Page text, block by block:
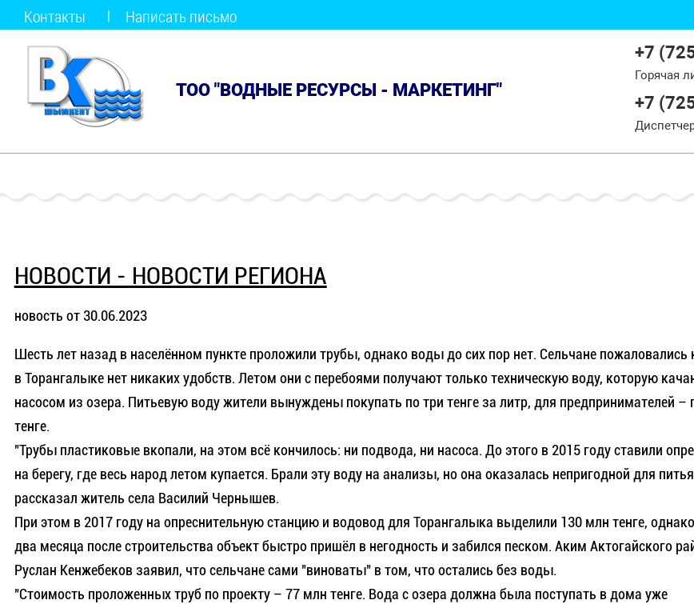
Контакты Написать письмо
ТОО "ВОДНЫЕ РЕСУРСЫ - МАРКЕТИНГ"
+7
Горячая
+7
НОВОСТИ - НОВОСТИ РЕГИОНА
новость от 30.06.2023
Шесть лет назад в населённом пункте проложили трубы, однако воды до сих пор нет. Сельчане пожаловались
в Торангалыке нет никаких удобств. Летом они с перебоями получают только техническую воду, которую
насосом из озера. Питьевую воду жители вынуждены покупать по три тенге за литр, для предпринимателей –
тенге.
"Трубы пластиковые вкопали, на этом всё кончилось: ни подвода, ни насоса. До этого в 2015 году ставили
на берегу, где весь народ летом купается. Брали эту воду на анализы, но она оказалась непригодной для
рассказал житель села Василий Чернышев.
При этом в 2017 году на опреснительную станцию и водовод для Торангалыка выделили 130 млн тенге,
два месяца после строительства объект быстро пришёл в негодность и забился песком. Аким Актогайского
Руслан Кенжебеков заявил, что сельчане сами "виноваты" в том, что остались без воды.
"Стоимость проложенных труб по проекту – 77 млн тенге. Вода с озера должна была поступать в дома уже